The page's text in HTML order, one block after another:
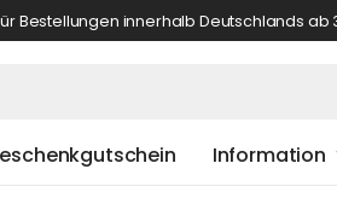
Bestellungen innerhalb Deutschlands ab
Information